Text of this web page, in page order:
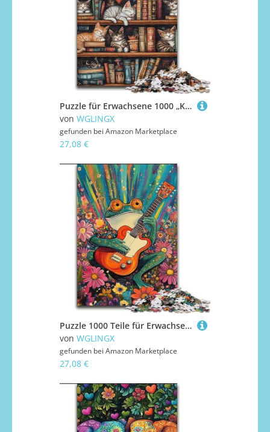
Puzzle für Erwachsene 1000 „Katze auf dem Bücherregal“, 1000-teiliges Puzzle, perfektes Weihnachts- und Neujahrsgeschenk, Feiertagsgeschenk (Größe 50x75cm)
von WGLINGX
gefunden bei Amazon Marketplace
27,08 €
Puzzle 1000 Teile für Erwachsene, Vintage-Gitarre, 1000-teiliges Puzzle, interaktives Familienspiel, Denksportaufgabe als Geschenk, Lernspielzeug (Größe 50x75cm)
von WGLINGX
gefunden bei Amazon Marketplace
27,08 €